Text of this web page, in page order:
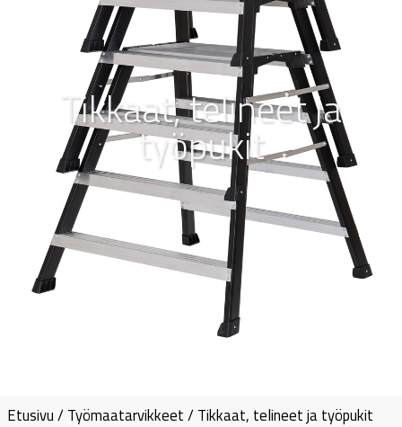
Tikkaat, telineet ja
työpukit
Etusivu / Työmaatarvikkeet / Tikkaat, telineet ja työpukit